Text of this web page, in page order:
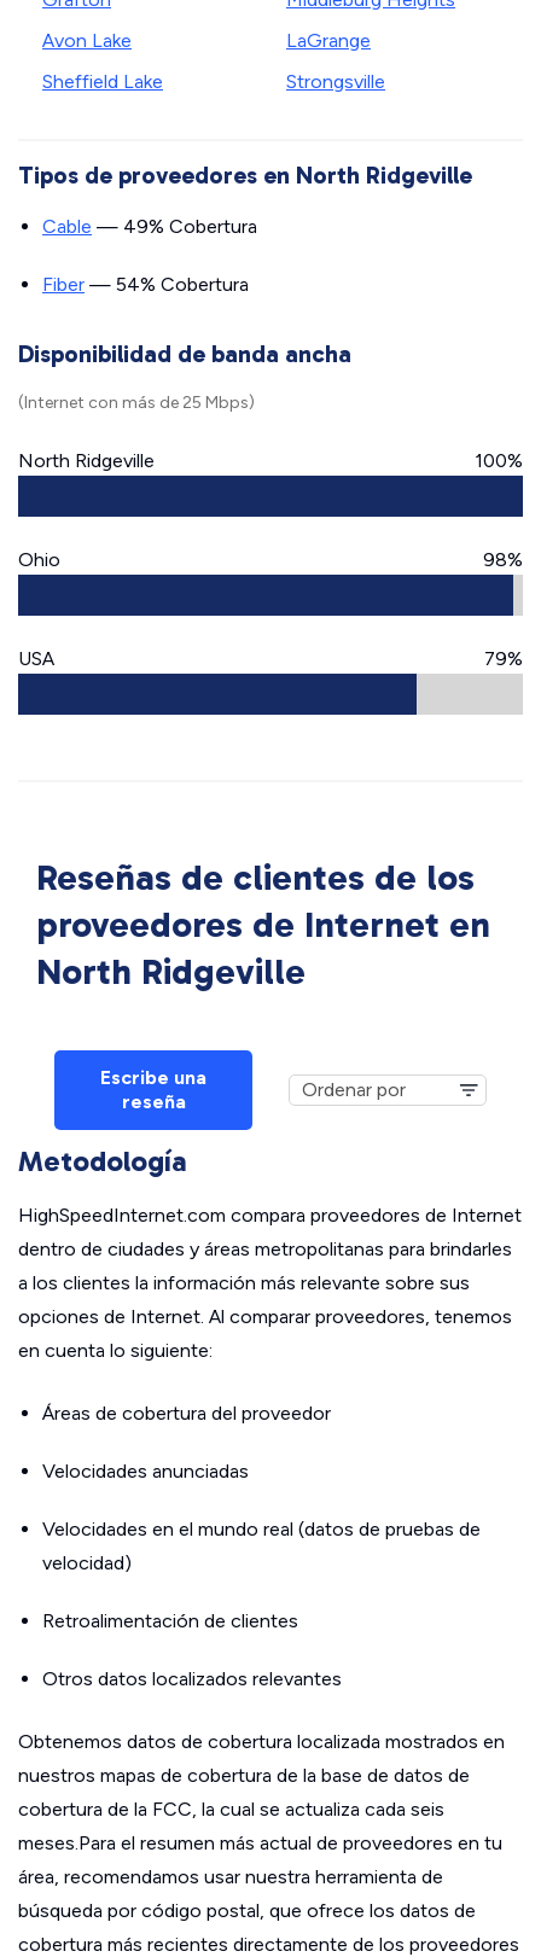
Avon Lake
Sheffield Lake
LaGrange
Strongsville
Tipos de proveedores en North Ridgeville
Cable — 49% Cobertura
Fiber — 54% Cobertura
Disponibilidad de banda ancha
(Internet con más de 25 Mbps)
North Ridgeville 100%
Ohio 98%
USA 79%
Reseñas de clientes de los
proveedores de Internet en
North Ridgeville
Escribe una
reseña
Metodología
HighSpeedInternet.com compara proveedores de Internet
dentro de ciudades y áreas metropolitanas para brindarles
a los clientes la información más relevante sobre sus
opciones de Internet. Al comparar proveedores, tenemos
en cuenta lo siguiente:
Áreas de cobertura del proveedor
Velocidades anunciadas
Velocidades en el mundo real (datos de pruebas de
velocidad)
Retroalimentación de clientes
Otros datos localizados relevantes
Obtenemos datos de cobertura localizada mostrados en
nuestros mapas de cobertura de la base de datos de
cobertura de la FCC, la cual se actualiza cada seis
meses.Para el resumen más actual de proveedores en tu
área, recomendamos usar nuestra herramienta de
búsqueda por código postal, que ofrece los datos de
cobertura más recientes directamente de los proveedores